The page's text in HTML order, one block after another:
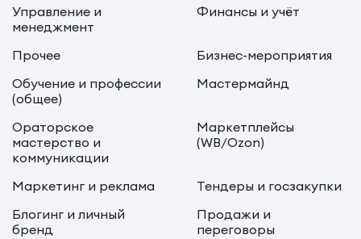
Управление и
менеджмент
Финансы и учёт
Прочее
Бизнес-мероприятия
Обучение и профессии
(общее)
Мастермайнд
Ораторское
мастерство и
коммуникации
Маркетплейсы
(WB/Ozon)
Маркетинг и реклама
Тендеры и госзакупки
Блогинг и личный
бренд
Продажи и
переговоры